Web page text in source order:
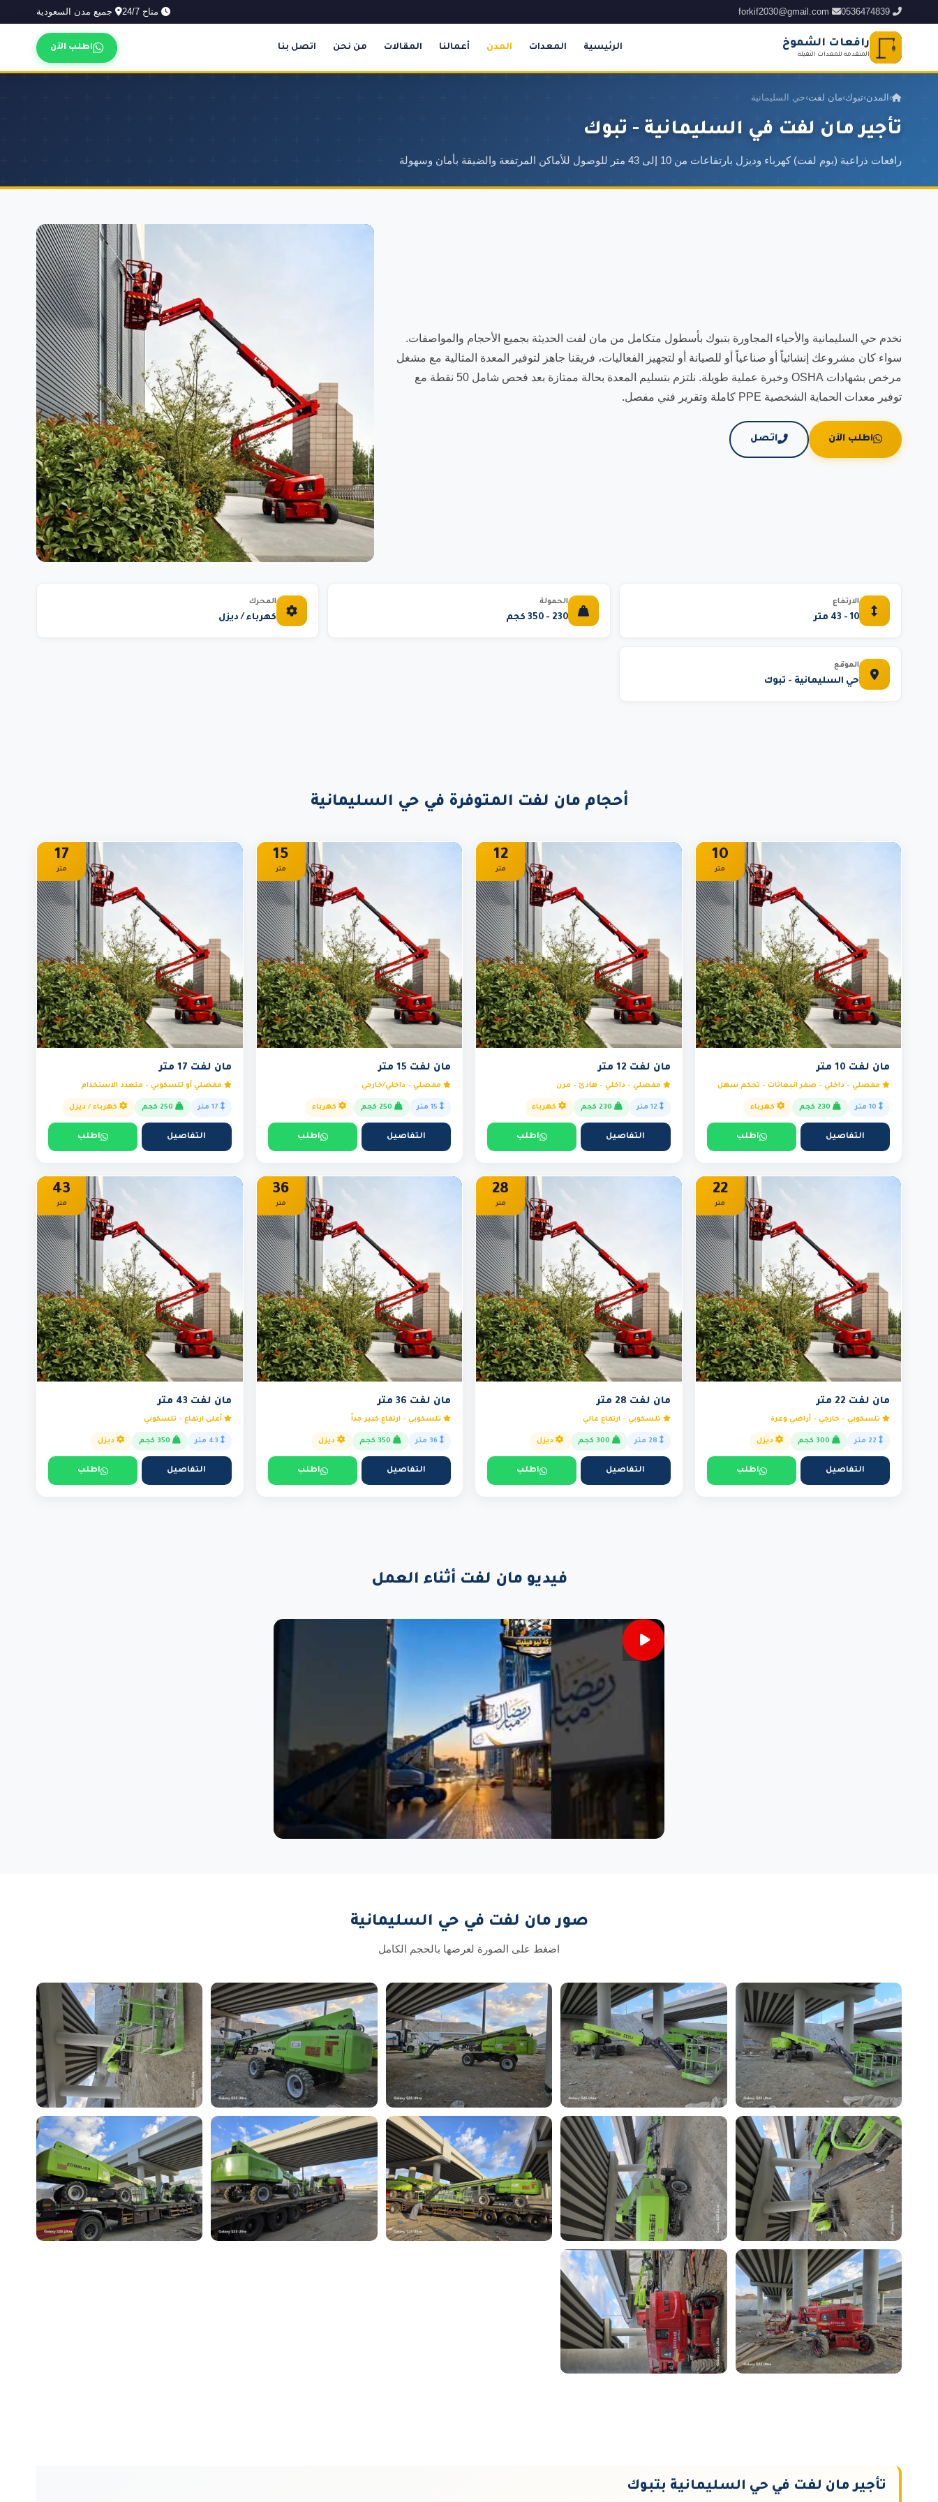
0536474839
forkif2030@gmail.com متاح 24/7 جميع مدن السعودية
رافعات الشموخ
المتقدمة للمعدات الثقيلة
الرئيسية المعدات المدن أعمالنا المقالات من نحن اتصل بنا اطلب الآن
› المدن›تبوك›مان لفت›حي السليمانية
تأجير مان لفت في السليمانية - تبوك
رافعات ذراعية (بوم لفت) كهرباء وديزل بارتفاعات من 10 إلى 43 متر للوصول للأماكن المرتفعة والضيقة بأمان وسهولة
نخدم حي السليمانية والأحياء المجاورة بتبوك بأسطول متكامل من مان لفت الحديثة بجميع الأحجام والمواصفات.
سواء كان مشروعك إنشائياً أو صناعياً أو للصيانة أو لتجهيز الفعاليات، فريقنا جاهز لتوفير المعدة المثالية مع مشغل
مرخص بشهادات OSHA وخبرة عملية طويلة. نلتزم بتسليم المعدة بحالة ممتازة بعد فحص شامل 50 نقطة مع
توفير معدات الحماية الشخصية PPE كاملة وتقرير فني مفصل.
اطلب الآن اتصل
الارتفاع
10 - 43 متر
الحمولة
230 - 350 كجم
المحرك
كهرباء / ديزل
الموقع
حي السليمانية - تبوك
أحجام مان لفت المتوفرة في حي السليمانية
10
متر
مان لفت 10 متر
مفصلي - داخلي - صفر انبعاثات - تحكم سهل
كهرباء
التفاصيل اطلب
12
متر
مان لفت 12 متر
مفصلي - داخلي - هادئ - مرن
كهرباء
التفاصيل اطلب
15
متر
مان لفت 15 متر
مفصلي - داخلي/خارجي
كهرباء
التفاصيل اطلب
17
متر
مان لفت 17 متر
مفصلي أو تلسكوبي - متعدد الاستخدام
كهرباء / ديزل
التفاصيل اطلب
22
متر
مان لفت 22 متر
تلسكوبي - خارجي - أراضي وعرة
ديزل
التفاصيل اطلب
28
متر
مان لفت 28 متر
تلسكوبي - ارتفاع عالي
ديزل
التفاصيل اطلب
36
متر
مان لفت 36 متر
تلسكوبي - ارتفاع كبير جداً
ديزل
التفاصيل اطلب
43
متر
مان لفت 43 متر
أعلى ارتفاع - تلسكوبي
ديزل
التفاصيل اطلب
فيديو مان لفت أثناء العمل
صور مان لفت في حي السليمانية
اضغط على الصورة لعرضها بالحجم الكامل
تأجير مان لفت في حي السليمانية بتبوك